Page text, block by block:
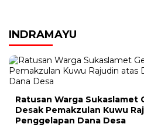
INDRAMAYU
Ratusan Warga Sukaslamet
Desak Pemakzulan Kuwu
Penggelapan Dana Desa